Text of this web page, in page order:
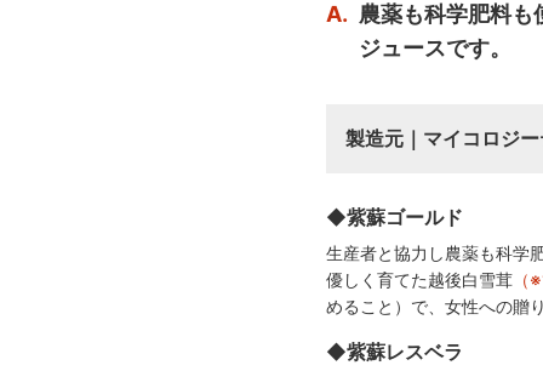
A. 農薬も科学肥料も
ジュースです。
製造元｜マイコロジ
◆紫蘇ゴールド
生産者と協力し農薬も科学
優しく育てた越後白雪茸 （
めること）で、女性への贈
◆紫蘇レスベラ